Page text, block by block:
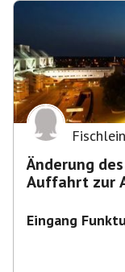
Fischlein
Änderung
Auffahrt zur
Eingang